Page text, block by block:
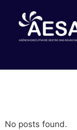
No posts found.